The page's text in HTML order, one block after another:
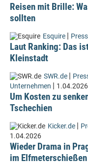
Reisen mit Brille:
sollten
Esquire |
Laut Ranking: Das
Kleinstadt
SWR.de |
Unternehmen | 1.04.2026
Um Kosten zu
Tschechien
Kicker.de |
1.04.2026
Wieder Drama in
im Elfmeterschießen